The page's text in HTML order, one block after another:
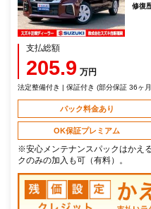
修復
支払総額
205.9 万円
法定整備付き | 保証付き (部分保証 36ヶ
パック料金あり
OK保証プレミアム
※安心メンテナンスパックはかえ
クのみの加入も可（有料）。